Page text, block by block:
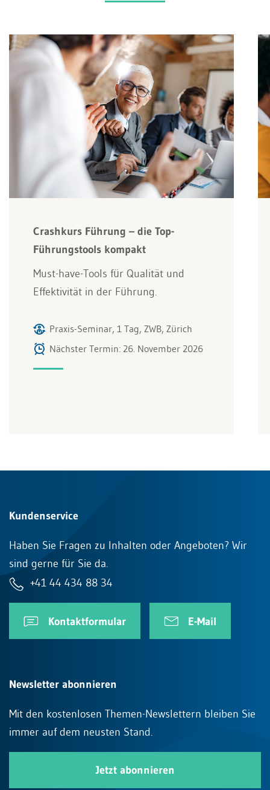
Crashkurs Führung – die Top-
Führungstools kompakt
Must-have-Tools für Qualität und
Effektivität in der Führung.
Praxis-Seminar, 1 Tag, ZWB, Zürich
Nächster Termin: 26. November 2026
Kundenservice
Haben Sie Fragen zu Inhalten oder Angeboten? Wir
sind gerne für Sie da.
+41 44 434 88 34
Kontaktformular E-Mail
Newsletter abonnieren
Mit den kostenlosen Themen-Newslettern bleiben Sie
immer auf dem neusten Stand.
Jetzt abonnieren